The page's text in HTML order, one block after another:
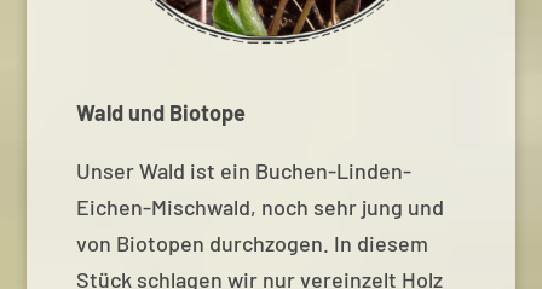
Wald und Biotope
Unser Wald ist ein Buchen-Linden-
Eichen-Mischwald, noch sehr jung und
von Biotopen durchzogen. In diesem
Stück schlagen wir nur vereinzelt Holz